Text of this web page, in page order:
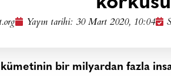
Yayın tarihi: 30 Mart 2020, 10:04
bir milyardan fazla